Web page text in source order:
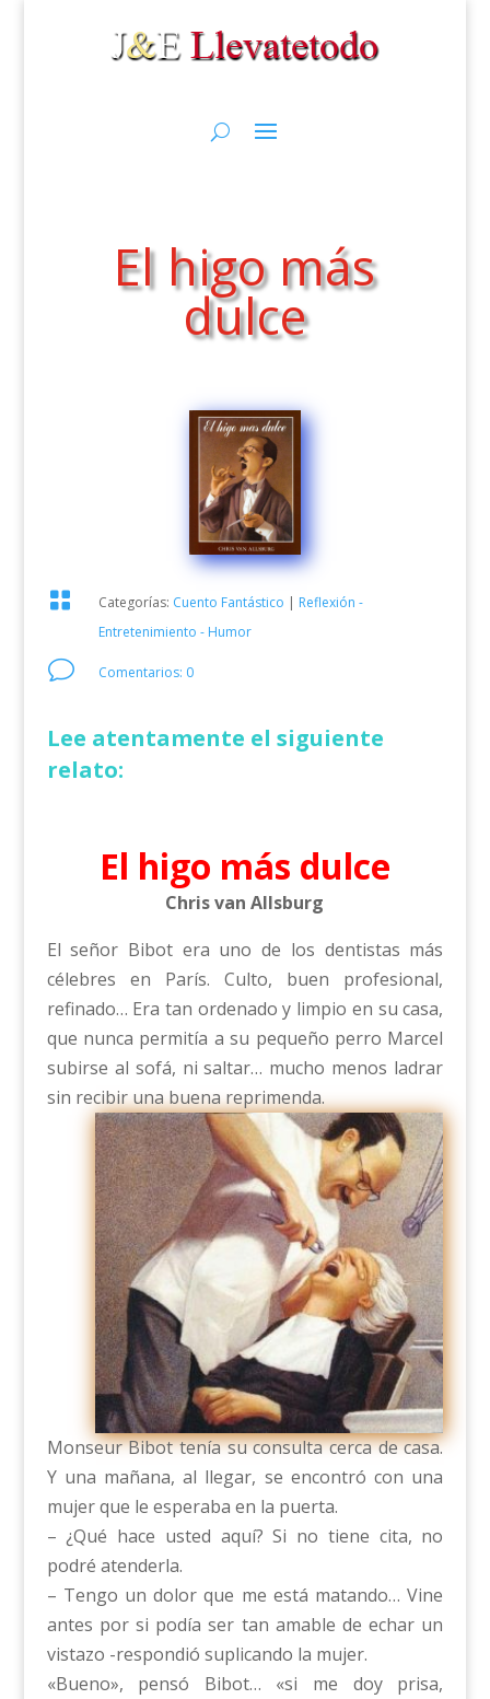
El higo más
dulce
 Categorías: Cuento Fantástico | Reflexión -
Entretenimiento - Humor
v Comentarios: 0
Lee atentamente el siguiente
relato:
El higo más dulce
Chris van Allsburg
El señor Bibot era uno de los dentistas más
célebres en París. Culto, buen profesional,
refinado… Era tan ordenado y limpio en su casa,
que nunca permitía a su pequeño perro Marcel
subirse al sofá, ni saltar… mucho menos ladrar
sin recibir una buena reprimenda.
Monseur Bibot tenía su consulta cerca de casa.
Y una mañana, al llegar, se encontró con una
mujer que le esperaba en la puerta.
– ¿Qué hace usted aquí? Si no tiene cita, no
podré atenderla.
– Tengo un dolor que me está matando… Vine
antes por si podía ser tan amable de echar un
vistazo -respondió suplicando la mujer.
«Bueno», pensó Bibot… «si me doy prisa,